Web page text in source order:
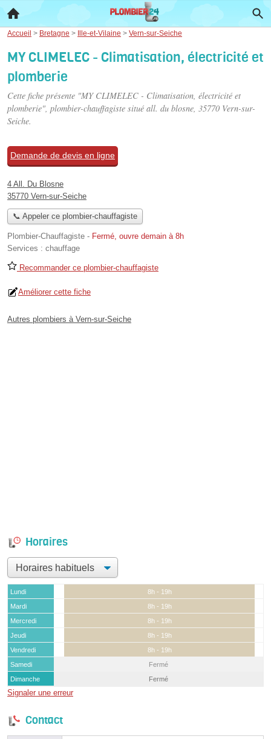
Accueil > Bretagne > Ille-et-Vilaine > Vern-sur-Seiche
MY CLIMELEC - Climatisation, électricité et
plomberie
Cette fiche présente "MY CLIMELEC - Climatisation, électricité et
plomberie", plombier-chauffagiste situé all. du blosne, 35770 Vern-sur-
Seiche.
Demande de devis en ligne
4 All. Du Blosne
35770 Vern-sur-Seiche
📞 Appeler ce plombier-chauffagiste
Plombier-Chauffagiste - Fermé, ouvre demain à 8h
Services : chauffage
Recommander ce plombier-chauffagiste
Améliorer cette fiche
Autres plombiers à Vern-sur-Seiche
Horaires
Lundi
8h - 19h
Mardi
8h - 19h
Mercredi
8h - 19h
Jeudi
8h - 19h
Vendredi
8h - 19h
Samedi
Fermé
Dimanche
Fermé
Signaler une erreur
Contact